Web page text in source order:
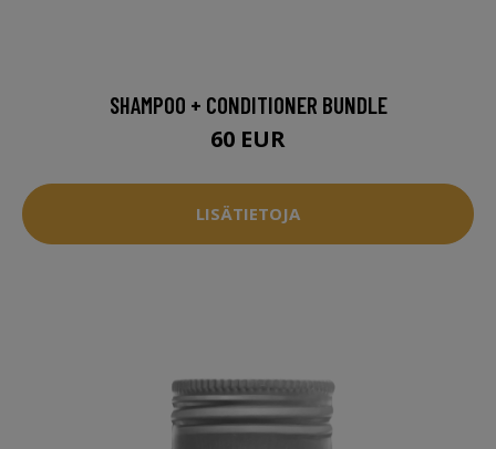
SHAMPOO + CONDITIONER BUNDLE
60 EUR
LISÄTIETOJA